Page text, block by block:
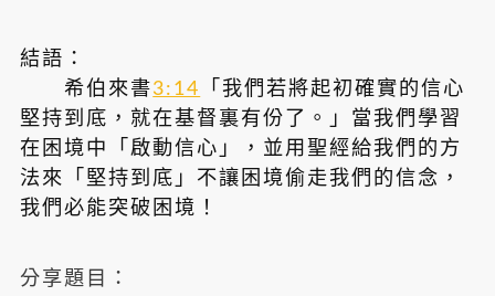
結語：
希伯來書3:14
「我們若將起初確實的信心
堅持到底，就在基督裏有份了。」當我們學習
在困境中「啟動信心」，並用聖經給我們的方
法來「堅持到底」不讓困境偷走我們的信念，
我們必能突破困境！
分享題目：